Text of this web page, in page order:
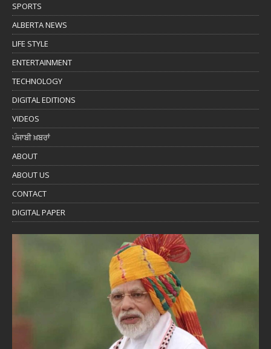
SPORTS
ALBERTA NEWS
LIFE STYLE
ENTERTAINMENT
TECHNOLOGY
DIGITAL EDITIONS
VIDEOS
ਪੰਜਾਬੀ ਖ਼ਬਰਾਂ
ABOUT
ABOUT US
CONTACT
DIGITAL PAPER